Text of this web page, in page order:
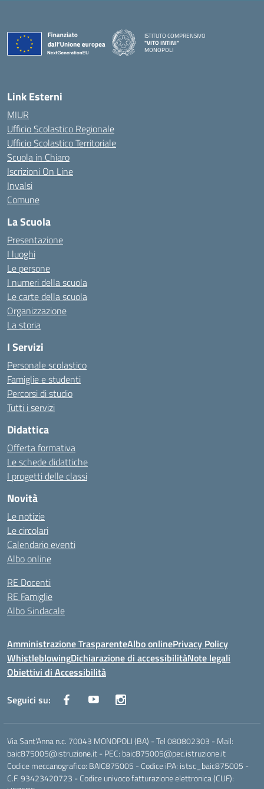
ISTITUTO COMPRENSIVO
"VITO INTINI"
MONOPOLI
Link Esterni
MIUR
Ufficio Scolastico Regionale
Ufficio Scolastico Territoriale
Scuola in Chiaro
Iscrizioni On Line
Invalsi
Comune
La Scuola
Presentazione
I luoghi
Le persone
I numeri della scuola
Le carte della scuola
Organizzazione
La storia
I Servizi
Personale scolastico
Famiglie e studenti
Percorsi di studio
Tutti i servizi
Didattica
Offerta formativa
Le schede didattiche
I progetti delle classi
Novità
Le notizie
Le circolari
Calendario eventi
Albo online
RE Docenti
RE Famiglie
Albo Sindacale
Amministrazione TrasparenteAlbo onlinePrivacy Policy
WhistleblowingDichiarazione di accessibilitàNote legali
Obiettivi di Accessibilità
Seguici su:
Via Sant'Anna n.c. 70043 MONOPOLI (BA) - Tel 080802303 - Mail:
baic875005@istruzione.it - PEC: baic875005@pec.istruzione.it
Codice meccanografico: BAIC875005 - Codice iPA: istsc_baic875005 -
C.F. 93423420723 - Codice univoco fatturazione elettronica (CUF):